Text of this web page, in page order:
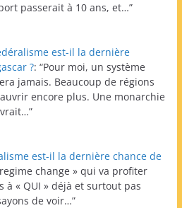
passerait à 10 ans, et…”
est-il la dernière
?: “Pour moi, un système
jamais. Beaucoup de régions
encore plus. Une monarchie
”
est-il la dernière chance de
change » qui va profiter
à « QUI » déjà et surtout pas
de voir…”